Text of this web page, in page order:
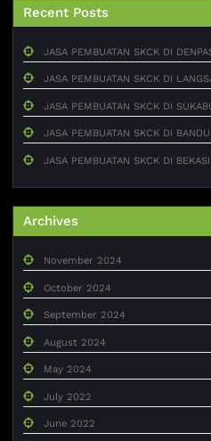
Recent Posts
JASA PEMBUATAN SKCK DI
JASA PEMBUATAN SKCK DI
JASA PEMBUATAN SKCK DI
JASA PEMBUATAN SKCK DI
JASA PEMBUATAN SKCK DI BEKASI
Archives
November 2024
October 2024
September 2024
August 2024
May 2024
July 2022
June 2022